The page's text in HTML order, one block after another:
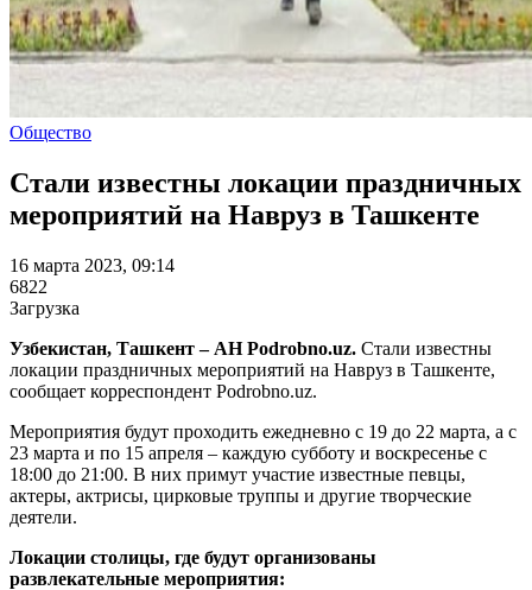
Общество
Стали известны локации праздничных
мероприятий на Навруз в Ташкенте
16 марта 2023, 09:14
6822
Загрузка
Узбекистан, Ташкент – АН Podrobno.uz. Стали известны
локации праздничных мероприятий на Навруз в Ташкенте,
сообщает корреспондент Podrobno.uz.
Мероприятия будут проходить ежедневно с 19 до 22 марта, а с
23 марта и по 15 апреля – каждую субботу и воскресенье с
18:00 до 21:00. В них примут участие известные певцы,
актеры, актрисы, цирковые труппы и другие творческие
деятели.
Локации столицы, где будут организованы
развлекательные мероприятия: